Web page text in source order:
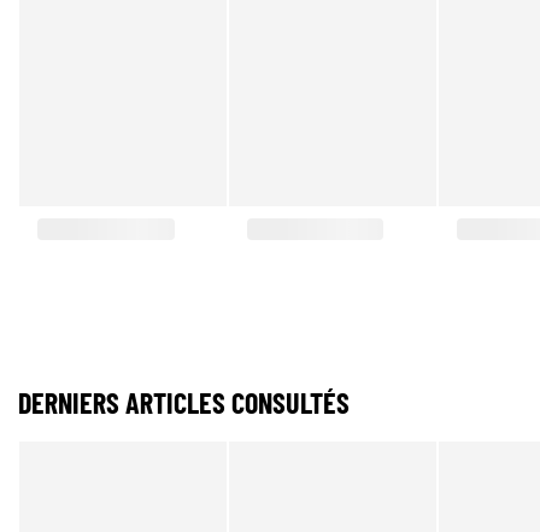
DERNIERS ARTICLES CONSULTÉS